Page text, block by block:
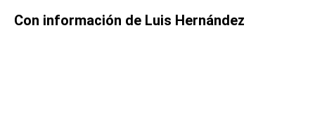
Con información de Luis Hernández